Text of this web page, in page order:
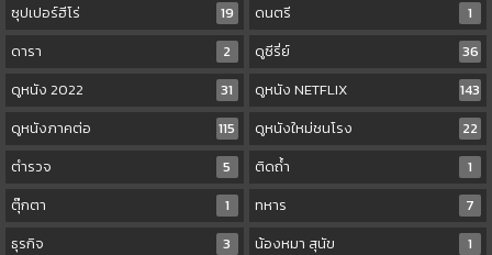
ซุปเปอร์ฮีโร่
19 ดนตรี
1
ดารา
2 ดูซีรี่ย์
36
ดูหนัง 2022
31 ดูหนัง NETFLIX
143
ดูหนังภาคต่อ
115 ดูหนังใหม่ชนโรง
22
ตำรวจ
5 ติดถ้ำ
1
ตุ๊กตา
1 ทหาร
7
ธุรกิจ
3 น้องหมา สุนัข
1